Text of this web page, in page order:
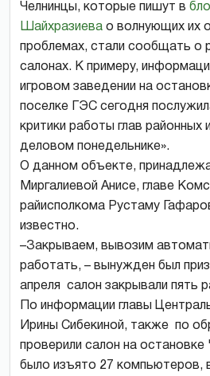
Челнинцы, которые пишут в
Шайхразиева о волнующих их
проблемах, стали сообщать о
салонах. К примеру,
игровом заведении на
поселке ГЭС сегодня
критики работы глав районных
деловом понедельнике».
О данном объекте,
Миргалиевой Анисе, главе
райисполкома Рустаму
известно.
–Закрываем, вывозим
работать, – вынужден был
апреля салон закрывали пять
По информации главы
Ирины Сибекиной, также по
проверили салон на
было изъято 27 компьютеров,